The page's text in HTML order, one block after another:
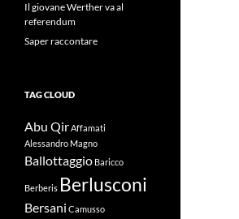
Il giovane Werther va al
referendum
Saper raccontare
TAG CLOUD
Abu QirAffamati
Alessandro Magno
Ballottaggio Baricco
Berberis Berlusconi
Bersani Camusso